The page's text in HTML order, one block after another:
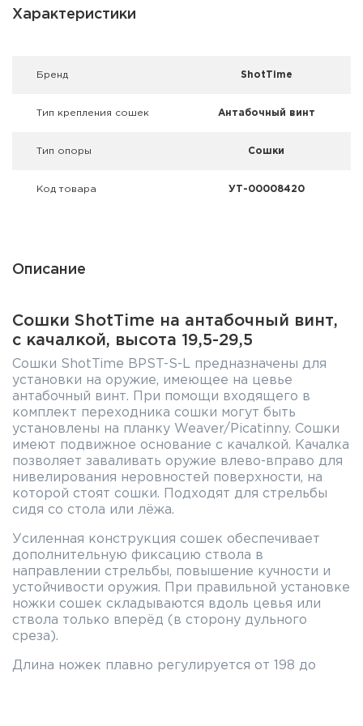
Оружейные шкафы и сейфы
Чехлы и кейсы
Релоадинг
Сигнальные средства
Аксессуары
Характеристики
Брeнд ShotTime
Тип крепления сошек Антабочный винт
Тип опоры Сошки
Код товара УТ-00008420
Описание
Cошки ShotTime на антабочный винт,
с качалкой, высота 19,5-29,5
Cошки ShotTime BPST-S-L предназначены для
установки на оружие, имеющее на цевье
антабочный винт. При помощи входящего в
комплект переходника сошки могут быть
установлены на планку Weaver/Picatinny. Сошки
имеют подвижное основание с качалкой. Качалка
позволяет заваливать оружие влево-вправо для
нивелирования неровностей поверхности, на
которой стоят сошки. Подходят для стрельбы
сидя со стола или лёжа.
Усиленная конструкция сошек обеспечивает
дополнительную фиксацию ствола в
направлении стрельбы, повышение кучности и
устойчивости оружия. При правильной установке
ножки сошек складываются вдоль цевья или
ствола только вперёд (в сторону дульного
среза).
Длина ножек плавно регулируется от 198 до